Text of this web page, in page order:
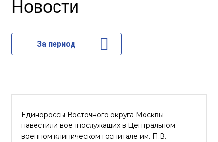
Новости
За период
Единороссы Восточного округа Москвы
навестили военнослужащих в Центральном
военном клиническом госпитале им. П.В.